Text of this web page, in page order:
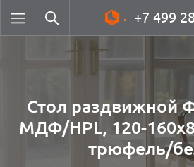
+7 499
Стол раздвижной
МДФ/HPL, 120-
трюфель/